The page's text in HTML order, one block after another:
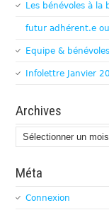
Les bénévoles à
futur adhérent.e
Equipe & bénévoles
Infolettre Janvier
Archives
Archives
Méta
Connexion